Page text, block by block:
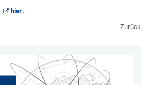
hier.
Zurück